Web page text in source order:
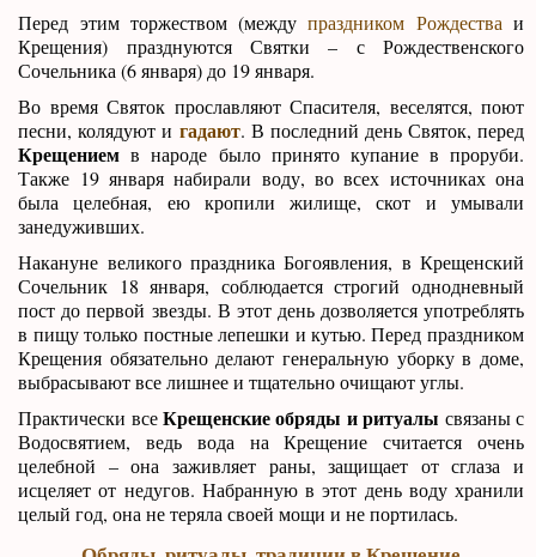
Перед этим торжеством (междупраздником Рождества и
Крещения) празднуются Святки – с Рождественского
Сочельника (6 января) до 19 января.
Во время Святок прославляют Спасителя, веселятся, поют
песни, колядуют и гадают. В последний день Святок, перед
Крещением в народе было принято купание в проруби.
Также 19 января набирали воду, во всех источниках она
была целебная, ею кропили жилище, скот и умывали
занедуживших.
Накануне великого праздника Богоявления, в Крещенский
Сочельник 18 января, соблюдается строгий однодневный
пост до первой звезды. В этот день дозволяется употреблять
в пищу только постные лепешки и кутью. Перед праздником
Крещения обязательно делают генеральную уборку в доме,
выбрасывают все лишнее и тщательно очищают углы.
Практически всеКрещенские обряды и ритуалы связаны с
Водосвятием, ведь вода на Крещение считается очень
целебной – она заживляет раны, защищает от сглаза и
исцеляет от недугов. Набранную в этот день воду хранили
целый год, она не теряла своей мощи и не портилась.